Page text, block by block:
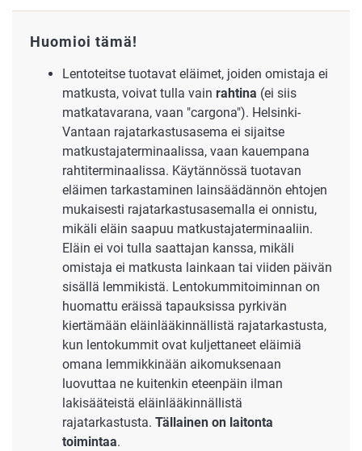
Huomioi tämä!
Lentoteitse tuotavat eläimet, joiden omistaja ei
matkusta, voivat tulla vain rahtina (ei siis
matkatavarana, vaan "cargona"). Helsinki-
Vantaan rajatarkastusasema ei sijaitse
matkustajaterminaalissa, vaan kauempana
rahtiterminaalissa. Käytännössä tuotavan
eläimen tarkastaminen lainsäädännön ehtojen
mukaisesti rajatarkastusasemalla ei onnistu,
mikäli eläin saapuu matkustajaterminaaliin.
Eläin ei voi tulla saattajan kanssa, mikäli
omistaja ei matkusta lainkaan tai viiden päivän
sisällä lemmikistä. Lentokummitoiminnan on
huomattu eräissä tapauksissa pyrkivän
kiertämään eläinlääkinnällistä rajatarkastusta,
kun lentokummit ovat kuljettaneet eläimiä
omana lemmikkinään aikomuksenaan
luovuttaa ne kuitenkin eteenpäin ilman
lakisääteistä eläinlääkinnällistä
rajatarkastusta. Tällainen on laitonta
toimintaa.